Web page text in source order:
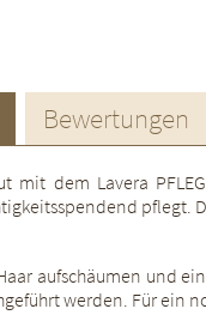
Bewertungen
mit dem Lavera
pflegt.
aufschäumen und
werden. Für ein